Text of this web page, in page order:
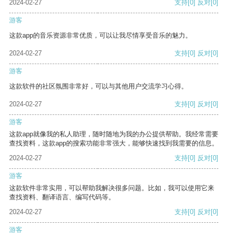
2024-02-27 支持[0] 反对[0]
游客
这款app的音乐资源非常优质，可以让我尽情享受音乐的魅力。
2024-02-27 支持[0] 反对[0]
游客
这款软件的社区氛围非常好，可以与其他用户交流学习心得。
2024-02-27 支持[0] 反对[0]
游客
这款app就像我的私人助理，随时随地为我的办公提供帮助。我经常需要
查找资料，这款app的搜索功能非常强大，能够快速找到我需要的信息。
2024-02-27
支持[0] 反对[0]
游客
这款软件非常实用，可以帮助我解决很多问题。比如，我可以使用它来
查找资料、翻译语言、编写代码等。
2024-02-27
支持[0] 反对[0]
游客